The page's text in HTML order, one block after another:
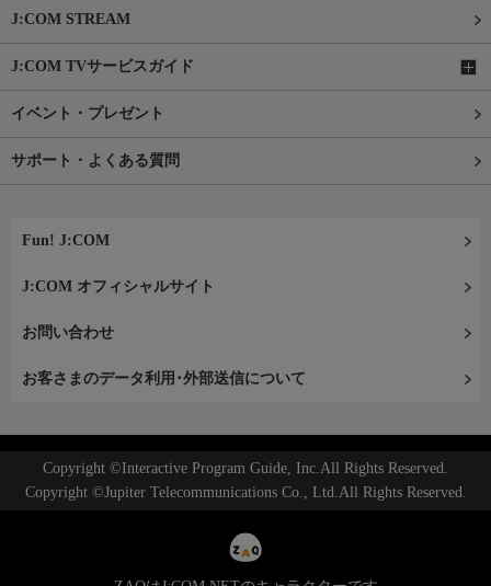
J:COM STREAM
J:COM TVサービスガイド
イベント・プレゼント
サポート・よくある質問
Fun! J:COM
J:COM オフィシャルサイト
お問い合わせ
お客さまのデータ利用･外部送信について
Copyright ©Interactive Program Guide, Inc.All Rights Reserved.
Copyright ©Jupiter Telecommunications Co., Ltd.All Rights Reserved.